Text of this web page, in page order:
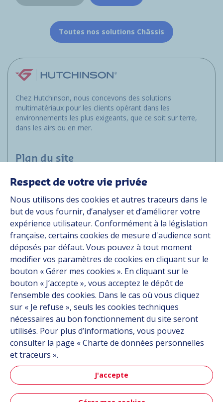
Toutes nos solutions Châssis
Chez Hutchinson, nous concevons des solutions
multimatériaux pour les clients opérant dans les
environnements les plus exigeants, que ce soit sur terre,
dans les airs ou en mer.
Plan du site
Applications
Solutions
Ressources
À propos
Carrière
Contact
Suivez-nous
Linkedin
Instagram
Respect de votre vie privée
Nous utilisons des cookies et autres traceurs dans le
but de vous fournir, d’analyser et d’améliorer votre
expérience utilisateur. Conformément à la législation
française, certains cookies de mesure d'audience sont
déposés par défaut. Vous pouvez à tout moment
modifier vos paramètres de cookies en cliquant sur le
bouton « Gérer mes cookies ». En cliquant sur le
bouton « J’accepte », vous acceptez le dépôt de
l’ensemble des cookies. Dans le cas où vous cliquez
sur « Je refuse », seuls les cookies techniques
nécessaires au bon fonctionnement du site seront
utilisés. Pour plus d’informations, vous pouvez
consulter la page « Charte de données personnelles
et traceurs ».
J'accepte